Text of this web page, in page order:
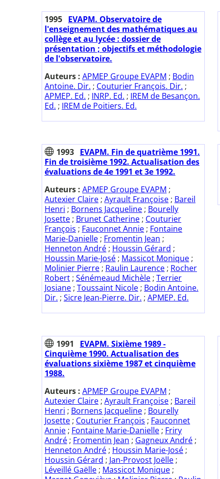
1995 EVAPM. Observatoire de
l'enseignement des mathématiques au
collège et au lycée : dossier de
présentation ; objectifs et méthodologie
de l'observatoire.
Auteurs : APMEP Groupe EVAPM ; Bodin
Antoine. Dir. ; Couturier François. Dir. ;
APMEP. Ed. ; INRP. Ed. ; IREM de Besançon.
Ed. ; IREM de Poitiers. Ed.
1993 EVAPM. Fin de quatrième 1991.
Fin de troisième 1992. Actualisation des
évaluations de 4e 1991 et 3e 1992.
Auteurs : APMEP Groupe EVAPM ;
Autexier Claire ; Ayrault Françoise ; Bareil
Henri ; Bornens Jacqueline ; Bourelly
Josette ; Brunet Catherine ; Couturier
François ; Fauconnet Annie ; Fontaine
Marie-Danielle ; Fromentin Jean ;
Henneton André ; Houssin Gérard ;
Houssin Marie-José ; Massicot Monique ;
Molinier Pierre ; Raulin Laurence ; Rocher
Robert ; Sénémeaud Michèle ; Terrier
Josiane ; Toussaint Nicole ; Bodin Antoine.
Dir. ; Sicre Jean-Pierre. Dir. ; APMEP. Ed.
1991
EVAPM. Sixième 1989 -
Cinquième 1990. Actualisation des
évaluations sixième 1987 et cinquième
1988.
Auteurs : APMEP Groupe EVAPM ;
Autexier Claire ; Ayrault Françoise ; Bareil
Henri ; Bornens Jacqueline ; Bourelly
Josette ; Couturier François ; Fauconnet
Annie ; Fontaine Marie-Danielle ; Friry
André ; Fromentin Jean ; Gagneux André ;
Henneton André ; Houssin Marie-José ;
Houssin Gérard ; Jan-Provost Joëlle ;
Léveillé Gaëlle ; Massicot Monique ;